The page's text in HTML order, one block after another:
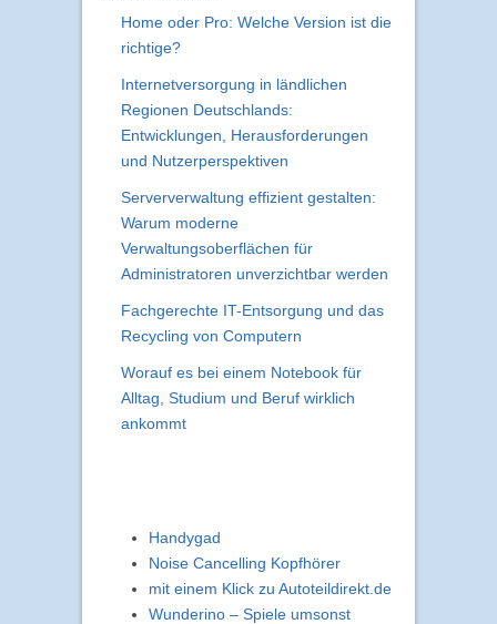
Home oder Pro: Welche Version ist die
richtige?
Internetversorgung in ländlichen
Regionen Deutschlands:
Entwicklungen, Herausforderungen
und Nutzerperspektiven
Serververwaltung effizient gestalten:
Warum moderne
Verwaltungsoberflächen für
Administratoren unverzichtbar werden
Fachgerechte IT-Entsorgung und das
Recycling von Computern
Worauf es bei einem Notebook für
Alltag, Studium und Beruf wirklich
ankommt
Handygad
Noise Cancelling Kopfhörer
mit einem Klick zu Autoteildirekt.de
Wunderino – Spiele umsonst